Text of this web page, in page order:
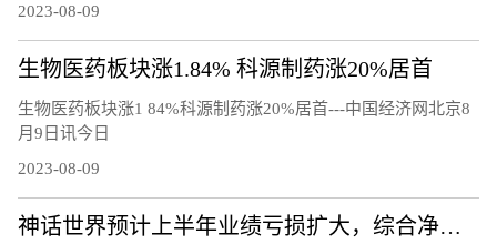
2023-08-09
生物医药板块涨1.84% 科源制药涨20%居首
生物医药板块涨1 84%科源制药涨20%居首---中国经济网北京8
月9日讯今日
2023-08-09
神话世界预计上半年业绩亏损扩大，综合净亏损至少3.1亿港元